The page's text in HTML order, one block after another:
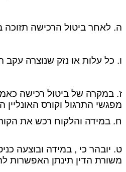
ה. לאחר ביטול הרכישה תזוכה
ו. כל עלות או נזק שנוצרה
מפגשי התרגול וקורס האונליין הינו 5793 ש"ח על כן דמי ביטול יהיו
ח. במידה והלקוח רכש את הקורס בעת מבצע במחיר
ט. יובהר כי , במידה ובוצעה
משורת הדין תינתן האפשרות